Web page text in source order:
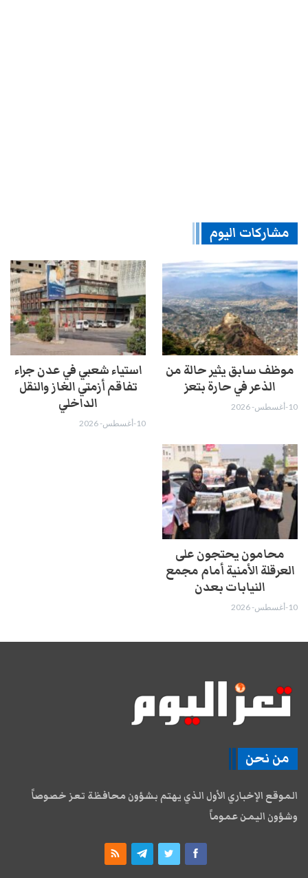
مشاركات اليوم
موظف سابق يثير حالة من
الذعر في حارة بتعز
10-أغسطس- 2026
استياء شعبي في عدن جراء
تفاقم أزمتي الغاز والنقل
الداخلي
10-أغسطس- 2026
محامون يحتجون على
العرقلة الأمنية أمام مجمع
النيابات بعدن
10-أغسطس- 2026
من نحن
الموقع الإخباري الأول الذي يهتم بشؤون محافظة تعز خصوصاً
وشؤون اليمن عموماً